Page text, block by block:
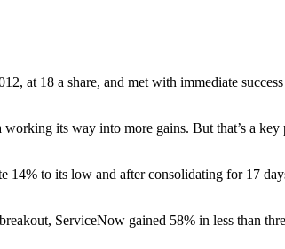
at 18 a share, and met with immediate
its way into more gains. But that’s a
14% to its low and after consolidating for 17
ServiceNow gained 58% in less than